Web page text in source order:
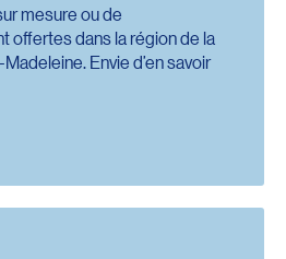
mesure ou de
offertes dans la région de la
Envie d’en savoir